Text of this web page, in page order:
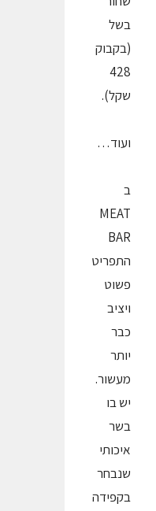
בשל
(בקבוק
428
שקל).
ועוד…
ב
MEAT
BAR
התפריט
פשוט
ויציב
כבר
יותר
מעשור.
יש בו
בשר
איכותי
שנבחר
בקפידה